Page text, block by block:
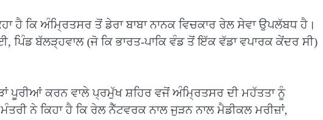
ਹੈ ਕਿ ਅੰਮ੍ਰਿਤਸਰ ਤੋਂ ਡੇਰਾ ਬਾਬਾ ਨਾਨਕ ਵਿਚਕਾਰ ਰੇਲ ਸੇਵਾ ਉਪਲੱਬਧ ਹੈ।
ਪਿੰਡ ਬੱਲੜ੍ਹਵਾਲ (ਜੋ ਕਿ ਭਾਰਤ-ਪਾਕਿ ਵੰਡ ਤੋਂ ਇੱਕ ਵੱਡਾ ਵਪਾਰਕ ਕੇਂਦਰ ਸੀ)
ਪੂਰੀਆਂ ਕਰਨ ਵਾਲੇ ਪ੍ਰਮੁੱਖ ਸ਼ਹਿਰ ਵਜੋਂ ਅੰਮ੍ਰਿਤਸਰ ਦੀ ਮਹੱਤਤਾ ਨੂੰ
ਨੇ ਕਿਹਾ ਹੈ ਕਿ ਰੇਲ ਨੈੱਟਵਰਕ ਨਾਲ ਜੁੜਨ ਨਾਲ ਮੈਡੀਕਲ ਮਰੀਜ਼ਾਂ,